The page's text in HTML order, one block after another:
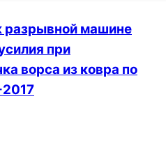
разрывной машине
при
ворса из ковра по